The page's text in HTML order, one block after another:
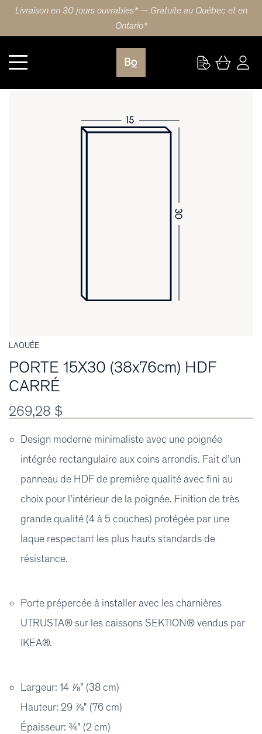
Livraison en 30 jours ouvrables* — Gratuite au Québec et en
Ontario*
Cuisine PORTE 15X30 (38x76cm) HDF CARRÉ
LAQUÉE
PORTE 15X30 (38x76cm) HDF
CARRÉ
269,28 $
Design moderne minimaliste avec une poignée
intégrée rectangulaire aux coins arrondis. Fait d’un
panneau de HDF de première qualité avec fini au
choix pour l’intérieur de la poignée. Finition de très
grande qualité (4 à 5 couches) protégée par une
laque respectant les plus hauts standards de
résistance.
Porte prépercée à installer avec les charnières
UTRUSTA® sur les caissons SEKTION® vendus par
IKEA®.
Largeur: 14 ⅞" (38 cm)
Hauteur: 29 ⅞" (76 cm)
Épaisseur: ¾" (2 cm)